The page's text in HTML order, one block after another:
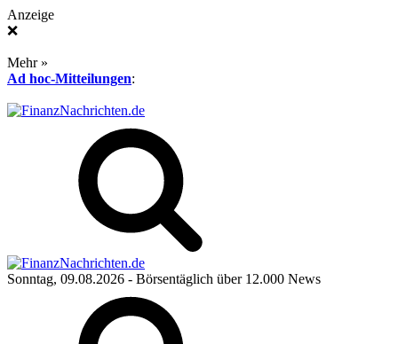
Anzeige
❌
Mehr »
Ad hoc-Mitteilungen:
Sonntag, 09.08.2026 - Börsentäglich über 12.000 News